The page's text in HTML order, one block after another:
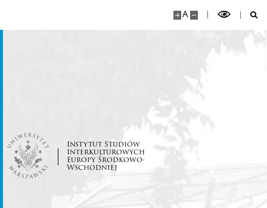
A
Instytut Studiów
Interkulturowych
Europy Środkowo-
Wschodniej
Program ,,Witamy w Polszczy” 2024
Program ,,Mury runą” 2023
Program ,,Kultura I Rzeczypospolitej” 2022